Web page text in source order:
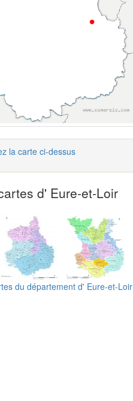
la carte ci-dessus
d' Eure-et-Loir
du département d' Eure-et-Loir